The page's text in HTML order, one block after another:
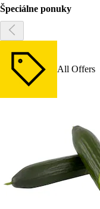
Špeciálne ponuky
All Offers